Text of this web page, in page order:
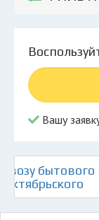
Личный
© 2026 Все права
Вашу
бытового